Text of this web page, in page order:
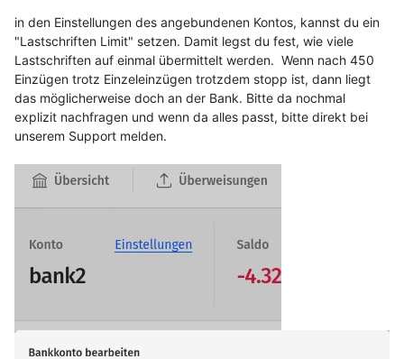
in den Einstellungen des angebundenen Kontos, kannst du ein
"Lastschriften Limit" setzen. Damit legst du fest, wie viele
Lastschriften auf einmal übermittelt werden.  Wenn nach 450
Einzügen trotz Einzeleinzügen trotzdem stopp ist, dann liegt
das möglicherweise doch an der Bank. Bitte da nochmal
explizit nachfragen und wenn da alles passt, bitte direkt bei
unserem Support melden.